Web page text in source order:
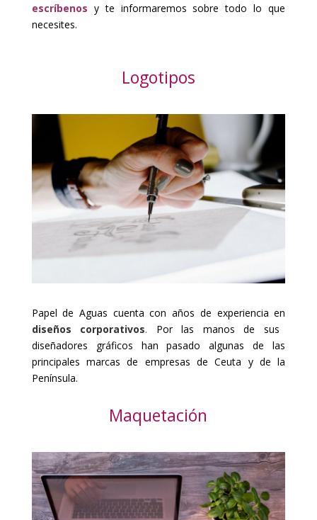
escríbenos y te informaremos sobre todo lo que
necesites.
Logotipos
Papel de Aguas cuenta con años de experiencia en
diseños corporativos. Por las manos de sus
diseñadores gráficos han pasado algunas de las
principales marcas de empresas de Ceuta y de la
Península.
Maquetación